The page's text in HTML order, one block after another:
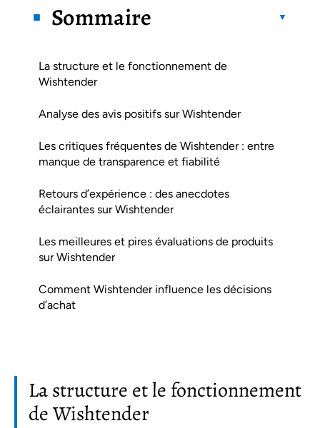
Sommaire
La structure et le fonctionnement de
Wishtender
Analyse des avis positifs sur Wishtender
Les critiques fréquentes de Wishtender : entre
manque de transparence et fiabilité
Retours d’expérience : des anecdotes
éclairantes sur Wishtender
Les meilleures et pires évaluations de produits
sur Wishtender
Comment Wishtender influence les décisions
d’achat
La structure et le fonctionnement
de Wishtender